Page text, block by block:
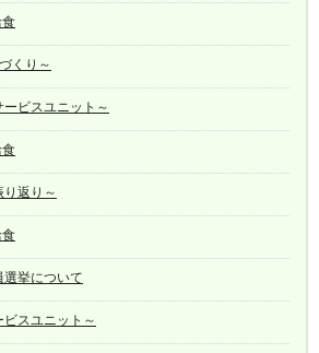
くり～
ビスユニット～
返り～
挙について
スユニット～